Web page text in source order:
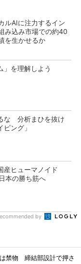
ルAIに注力するイン
み込み市場での約40
を生かせるか
」を理解しよう
な 分析まひを抜け
ング」
ヒューマノイド
本の勝ち筋へ
by
は禁物 締結部設計で押さ